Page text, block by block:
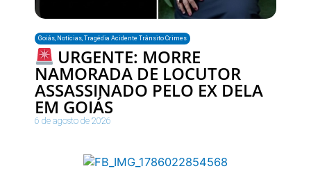
Goiás, Notícias, Tragédia Acidente Trânsito Crimes
URGENTE: MORRE
NAMORADA DE LOCUTOR
ASSASSINADO PELO EX DELA
EM GOIÁS
6 de agosto de 2026